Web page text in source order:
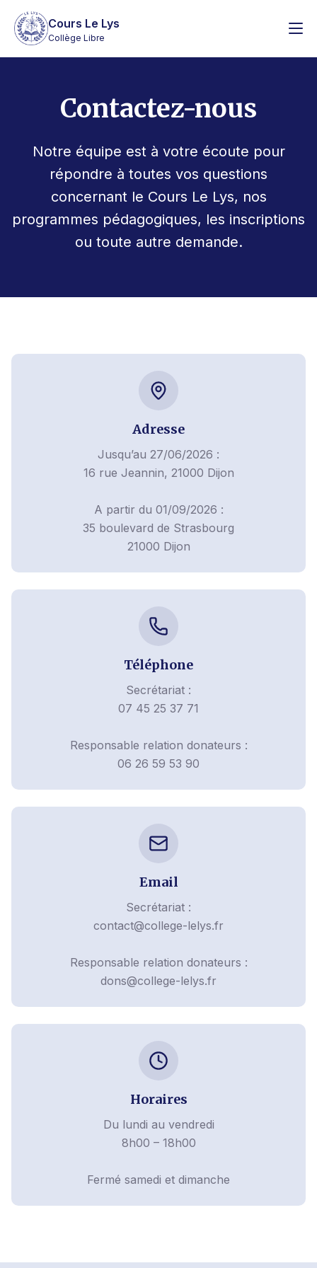
Cours Le Lys
Collège Libre
Contactez-nous
Notre équipe est à votre écoute pour
répondre à toutes vos questions
concernant le Cours Le Lys, nos
programmes pédagogiques, les inscriptions
ou toute autre demande.
Adresse
Jusqu’au 27/06/2026 :
16 rue Jeannin, 21000 Dijon
A partir du 01/09/2026 :
35 boulevard de Strasbourg
21000 Dijon
Téléphone
Secrétariat :
07 45 25 37 71
Responsable relation donateurs :
06 26 59 53 90
Email
Secrétariat :
contact@college-lelys.fr
Responsable relation donateurs :
dons@college-lelys.fr
Horaires
Du lundi au vendredi
8h00 – 18h00
Fermé samedi et dimanche